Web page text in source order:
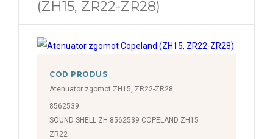
(ZH15, ZR22-ZR28)
COD PRODUS
Atenuator zgomot ZH15, ZR22-ZR28
8562539
SOUND SHELL ZH 8562539 COPELAND ZH15
ZR22